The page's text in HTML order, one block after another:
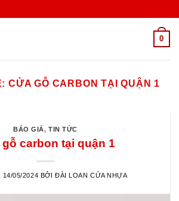
0
CỬA GỖ CARBON TẠI QUẬN 1
BÁO GIÁ,TIN TỨC
carbon tại quận 1
14/05/2024 BỞI ĐÀI LOAN CỬA NHỰA